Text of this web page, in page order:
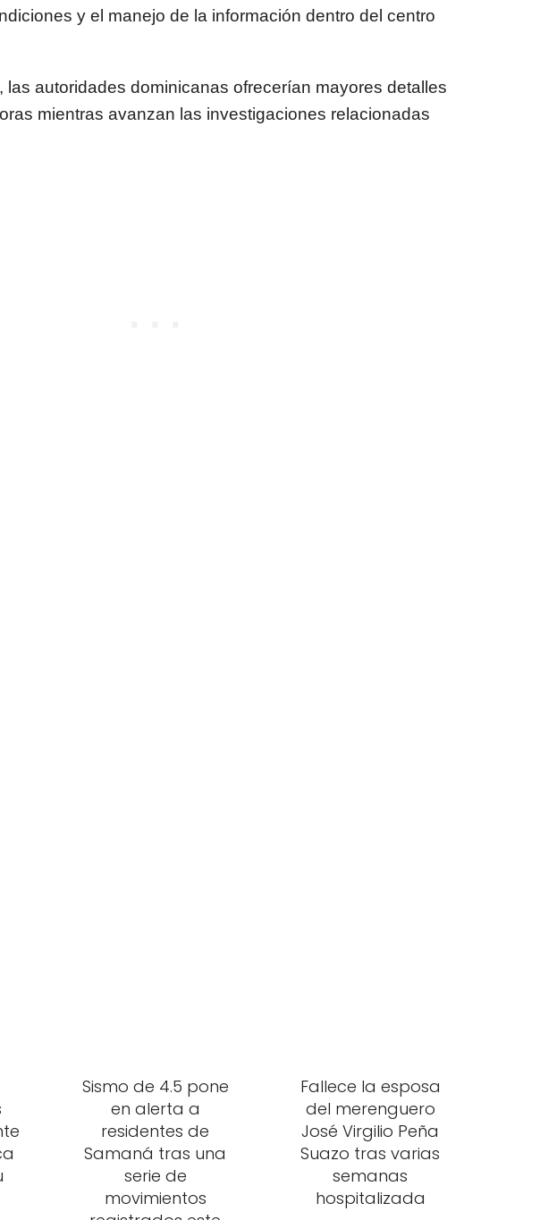
y el manejo de la información dentro del centro
las autoridades dominicanas ofrecerían mayores detalles
mientras avanzan las investigaciones relacionadas
Sismo de 4.5 pone
en alerta a
residentes de
Samaná tras una
serie de
movimientos
Fallece la esposa
del merenguero
José Virgilio Peña
Suazo tras varias
semanas
hospitalizada